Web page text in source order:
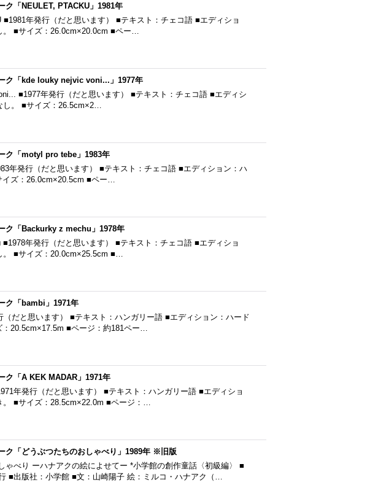
ク「NEULET, PTACKU」1981年
年発行（だと思います） ■テキスト：チェコ語 ■エディショ
。 ■サイズ：26.0cm×20.0cm ■ペー…
ク「kde louky nejvic voni...」1977年
■1977年発行（だと思います） ■テキスト：チェコ語 ■エディシ
し。 ■サイズ：26.5cm×2…
ク「motyl pro tebe」1983年
年発行（だと思います） ■テキスト：チェコ語 ■エディション：ハ
イズ：26.0cm×20.5cm ■ペー…
ク「Backurky z mechu」1978年
年発行（だと思います） ■テキスト：チェコ語 ■エディショ
。 ■サイズ：20.0cm×25.5cm ■…
ク「bambi」1971年
だと思います） ■テキスト：ハンガリー語 ■エディション：ハード
20.5cm×17.5m ■ページ：約181ペー…
ク「A KEK MADAR」1971年
年発行（だと思います） ■テキスト：ハンガリー語 ■エディショ
。 ■サイズ：28.5cm×22.0m ■ページ：…
ク「どうぶつたちのおしゃべり」1989年 ※旧版
ゃべり ーハナアクの絵によせてー *小学館の創作童話〈初級編〉 ■
■出版社：小学館 ■文：山崎陽子 絵：ミルコ・ハナアク（…